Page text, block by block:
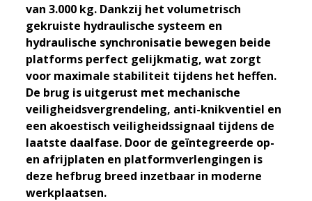
van 3.000 kg. Dankzij het volumetrisch
gekruiste hydraulische systeem en
hydraulische synchronisatie bewegen beide
platforms perfect gelijkmatig, wat zorgt
voor maximale stabiliteit tijdens het heffen.
De brug is uitgerust met mechanische
veiligheidsvergrendeling, anti-knikventiel en
een akoestisch veiligheidssignaal tijdens de
laatste daalfase. Door de geïntegreerde op-
en afrijplaten en platformverlengingen is
deze hefbrug breed inzetbaar in moderne
werkplaatsen.